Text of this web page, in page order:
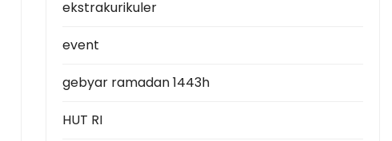
ekstrakurikuler
event
gebyar ramadan 1443h
HUT RI